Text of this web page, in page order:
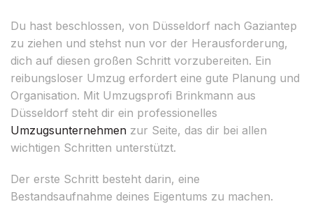
Du hast beschlossen, von Düsseldorf nach Gaziantep
zu ziehen und stehst nun vor der Herausforderung,
dich auf diesen großen Schritt vorzubereiten. Ein
reibungsloser Umzug erfordert eine gute Planung und
Organisation. Mit Umzugsprofi Brinkmann aus
Düsseldorf steht dir ein professionelles
Umzugsunternehmen zur Seite, das dir bei allen
wichtigen Schritten unterstützt.
Der erste Schritt besteht darin, eine
Bestandsaufnahme deines Eigentums zu machen.